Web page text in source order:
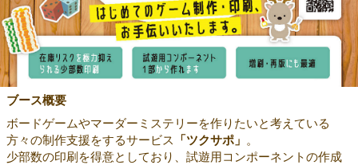
ブース概要
ボードゲームやマーダーミステリーを作りたいと考えている
方々の制作支援をするサービス 「ツクサポ」 。
少部数の印刷を得意としており、試遊用コンポーネントの作成